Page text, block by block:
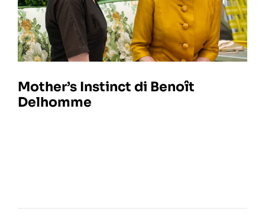
Mother’s Instinct di Benoît
Delhomme